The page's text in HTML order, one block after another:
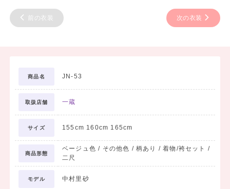
前の衣装 次の衣装
商品名 JN-53
取扱店舗 一蔵
サイズ 155cm 160cm 165cm
商品形態
ベージュ色 / その他色 / 柄あり / 着物/袴セット /
二尺
モデル 中村里砂